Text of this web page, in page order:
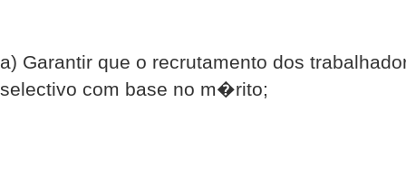
a) Garantir que o recrutamento dos
selectivo com base no m�rito;